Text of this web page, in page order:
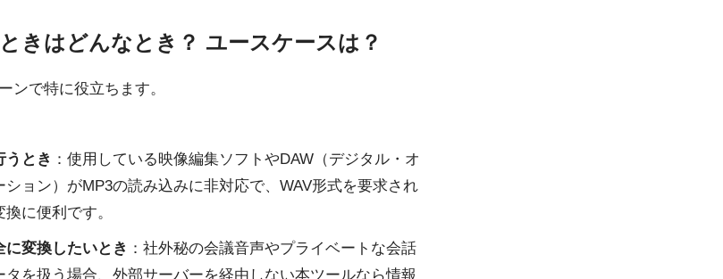
きはどんなとき？ ユースケースは？
ンで特に役立ちます。
うとき ：使用している映像編集ソフトやDAW（デジタル・オ
ョン）がMP3の読み込みに非対応で、WAV形式を要求され
に便利です。
変換したいとき ：社外秘の会議音声やプライベートな会話
を扱う場合、外部サーバーを経由しない本ツールなら情報